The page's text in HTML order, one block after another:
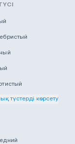
түстерді көрсету